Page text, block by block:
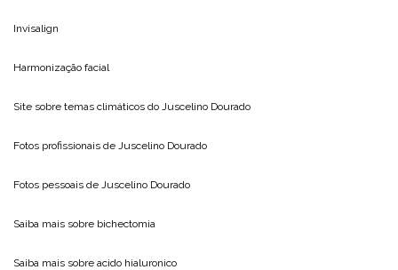
Invisalign
Harmonização facial
Site sobre temas climáticos do Juscelino Dourado
Fotos profissionais de Juscelino Dourado
Fotos pessoais de Juscelino Dourado
Saiba mais sobre bichectomia
Saiba mais sobre acido hialuronico